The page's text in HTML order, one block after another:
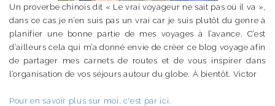
Un proverbe chinois dit « Le vrai voyageur ne sait pas où il va »,
dans ce cas je n’en suis pas un vrai car je suis plutôt du genre à
planifier une bonne partie de mes voyages à l’avance. C’est
d’ailleurs cela qui m’a donné envie de créer ce blog voyage afin
de partager mes carnets de routes et de vous inspirer dans
l’organisation de vos séjours autour du globe. À bientôt. Victor
Pour en savoir plus sur moi, c'est par ici.